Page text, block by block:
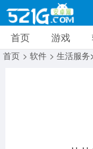
游戏 软件
首页 游戏
首页 > 软件 > 生活服务